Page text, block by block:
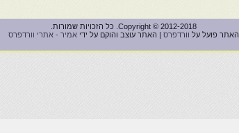
Copyright © 2012-2018. כל הזכויות שמורות.
האתר פועל על וורדפרס | האתר עוצב והוקם על ידי אמיר - אתרי וורדפרס